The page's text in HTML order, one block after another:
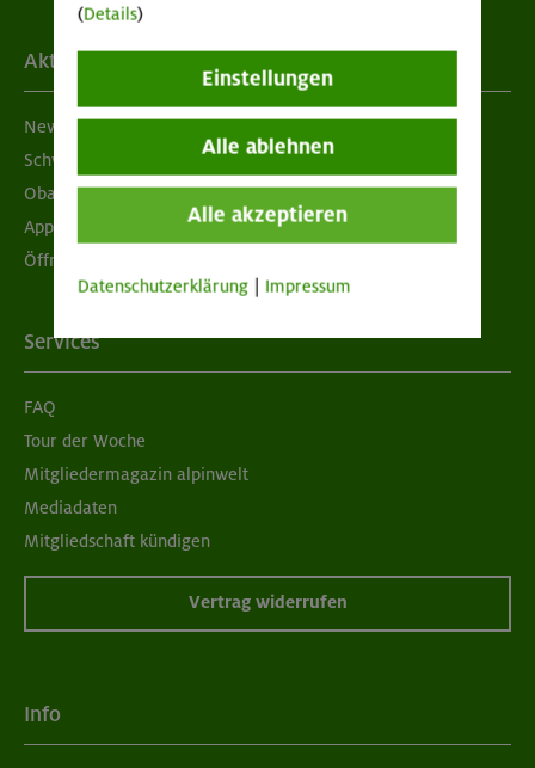
Aktuelles
Newsletter
Schwarzes Brett
Obacht geben!
App "Mein DAV+"
Öffnungszeiten
Services
FAQ
Tour der Woche
Mitgliedermagazin alpinwelt
Mediadaten
Mitgliedschaft kündigen
Vertrag widerrufen
Info
(Details)
Einstellungen
Alle ablehnen
Alle akzeptieren
Datenschutzerklärung Impressum